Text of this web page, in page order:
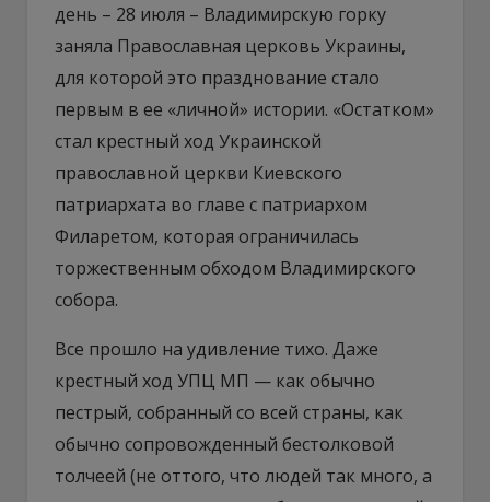
день – 28 июля – Владимирскую горку
заняла Православная церковь Украины,
для которой это празднование стало
первым в ее «личной» истории. «Остатком»
стал крестный ход Украинской
православной церкви Киевского
патриархата во главе с патриархом
Филаретом, которая ограничилась
торжественным обходом Владимирского
собора.
Все прошло на удивление тихо. Даже
крестный ход УПЦ МП — как обычно
пестрый, собранный со всей страны, как
обычно сопровожденный бестолковой
толчеей (не оттого, что людей так много, а